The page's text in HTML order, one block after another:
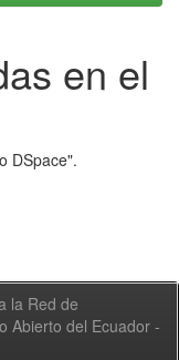
en el
DSpace".
la Red de
Abierto del Ecuador -